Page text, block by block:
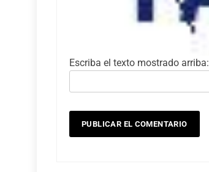
Escriba el texto mostrado arriba: